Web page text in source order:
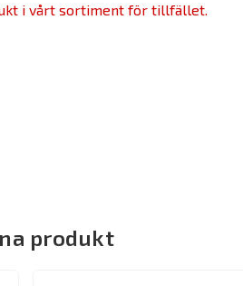
i vårt sortiment för tillfället.
produkt